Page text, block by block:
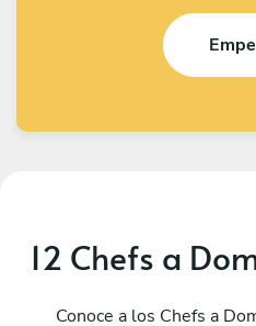
12 Chefs a
Conoce a los Chefs a
Bogotá